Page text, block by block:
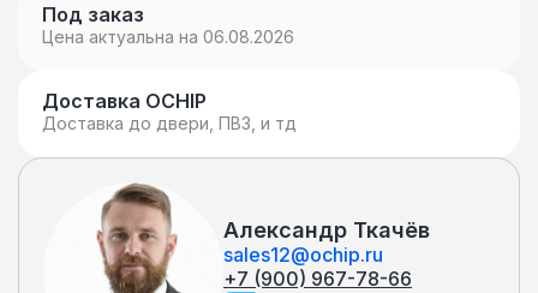
Под заказ
Цена актуальна на 06.08.2026
Доставка OCHIP
Доставка до двери, ПВЗ, и тд
Александр Ткачёв
sales12@ochip.ru
+7 (900) 967-78-66